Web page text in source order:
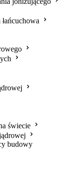
świecie
budowy